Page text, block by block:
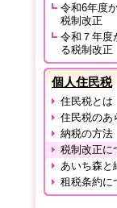
令和6年度
税制改正
令和７年度
る税制改正
個人住民税
住民税とは
住民税のあ
納税の方法
税制改正に
あいち森と
租税条約に